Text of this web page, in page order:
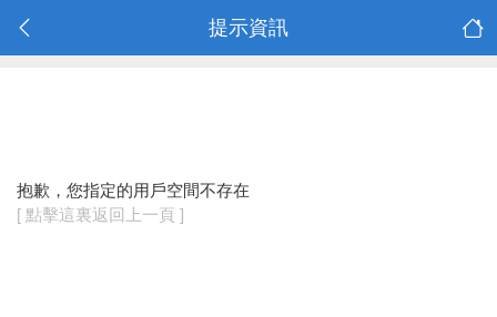
提示資訊
抱歉，您指定的用戶空間不存在
[ 點擊這裏返回上一頁 ]